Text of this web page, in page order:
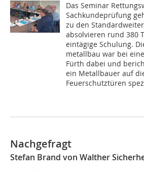
Das Seminar
Sachkundeprüfung
zu den
absolvieren rund 380
eintägige Schulung.
metallbau war bei
Fürth dabei und
ein Metallbauer auf
Feuerschutztüren
Nachgefragt
Stefan Brand von Walther